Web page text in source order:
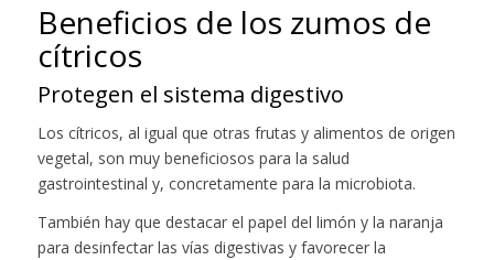
Beneficios de los zumos de
cítricos
Protegen el sistema digestivo
Los cítricos, al igual que otras frutas y alimentos de origen
vegetal, son muy beneficiosos para la salud
gastrointestinal y, concretamente para la microbiota.
También hay que destacar el papel del limón y la naranja
para desinfectar las vías digestivas y favorecer la